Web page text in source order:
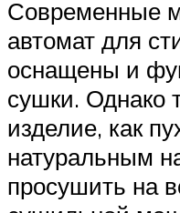
Современные
автомат для
оснащены и
сушки. Однако
изделие, как
натуральным
просушить на